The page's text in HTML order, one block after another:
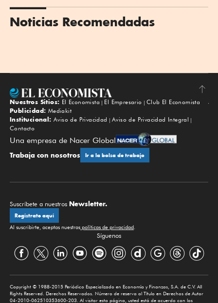
Noticias Recomendadas
Subir
Nuestros Sitios: El Economista El Empresario
Club El Economista
Publicidad: Mediakit
Institucional: Aviso de Privacidad
Aviso de Privacidad Integral
Contacto
Una empresa de Nacer Global
Trabaja con nosotros Ir a la bolsa de trabajo
Suscríbete a nuestros Newsletter.
Regístrate aquí
Al suscribirte, aceptas nuestras políticas de privacidad.
Síguenos
Copyright © 1988-2015 Periódico Especializado en Economía y Finanzas, S.A. de C.V. All
Rights Reserved. Derechos Reservados. Número de reserva al Título en Derechos de Autor
04-2010-062510353600-203. Al visitar esta página, usted está de acuerdo con los